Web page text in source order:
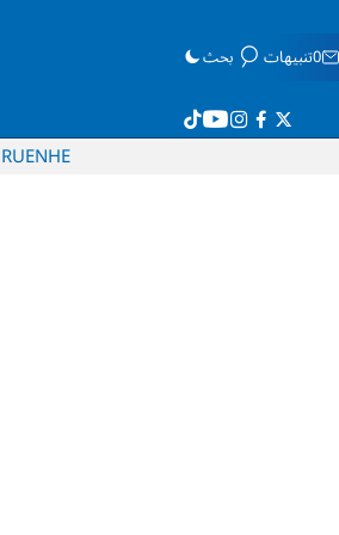
0تنبيهات بحث
HE
EN
RU